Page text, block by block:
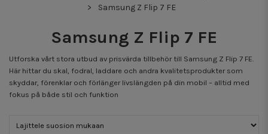
Samsung Z Flip 7 FE
Samsung Z Flip 7 FE
Utforska vårt stora utbud av prisvärda tillbehör till Samsung Z Flip 7 FE.
Här hittar du skal, fodral, laddare och andra kvalitetsprodukter som
skyddar, förenklar och förlänger livslängden på din mobil – alltid med
fokus på både stil och funktion